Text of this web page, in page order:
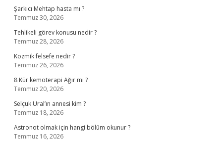
Şarkıcı Mehtap hasta mı ?
Temmuz 30, 2026
Tehlikeli görev konusu nedir ?
Temmuz 28, 2026
Kozmik felsefe nedir ?
Temmuz 26, 2026
8 Kür kemoterapi Ağır mı ?
Temmuz 20, 2026
Selçuk Ural’ın annesi kim ?
Temmuz 18, 2026
Astronot olmak için hangi bölüm okunur ?
Temmuz 16, 2026